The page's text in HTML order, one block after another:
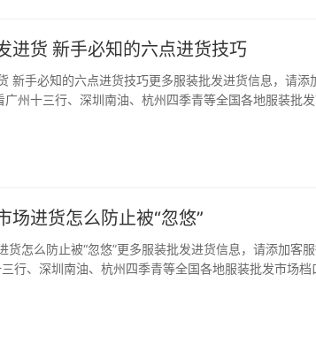
进货 新手必知的六点进货技巧
新手必知的六点进货技巧更多服装批发进货信息，请添
州十三行、深圳南油、杭州四季青等全国各地服装批发
场进货怎么防止被“忽悠”
货怎么防止被“忽悠”更多服装批发进货信息，请添加客
行、深圳南油、杭州四季青等全国各地服装批发市场档